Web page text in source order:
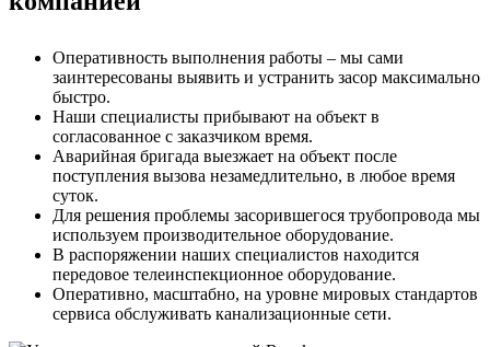
Оперативность выполнения работы – мы сами
заинтересованы выявить и устранить засор максимально
быстро.
Наши специалисты прибывают на объект в
согласованное с заказчиком время.
Аварийная бригада выезжает на объект после
поступления вызова незамедлительно, в любое время
суток.
Для решения проблемы засорившегося трубопровода мы
используем производительное оборудование.
В распоряжении наших специалистов находится
передовое телеинспекционное оборудование.
Оперативно, масштабно, на уровне мировых стандартов
сервиса обслуживать канализационные сети.